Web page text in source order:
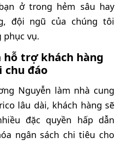
ở trong hẻm sâu hay
đội ngũ của chúng tôi
phục vụ.
hỗ trợ khách hàng
chu đáo
Nguyễn làm nhà cung
lâu dài, khách hàng sẽ
đặc quyền hấp dẫn
ngân sách chi tiêu cho